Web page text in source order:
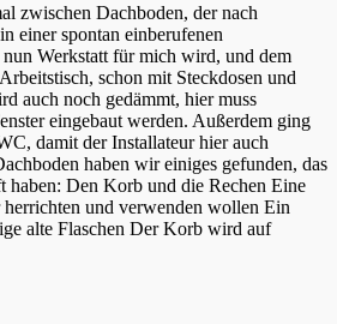
zwischen Dachboden, der nach
einer spontan einberufenen
Werkstatt für mich wird, und dem
schon mit Steckdosen und
auch noch gedämmt, hier muss
eingebaut werden. Außerdem ging
damit der Installateur hier auch
haben wir einiges gefunden, das
haben: Den Korb und die Rechen Eine
und verwenden wollen Ein
alte Flaschen Der Korb wird auf